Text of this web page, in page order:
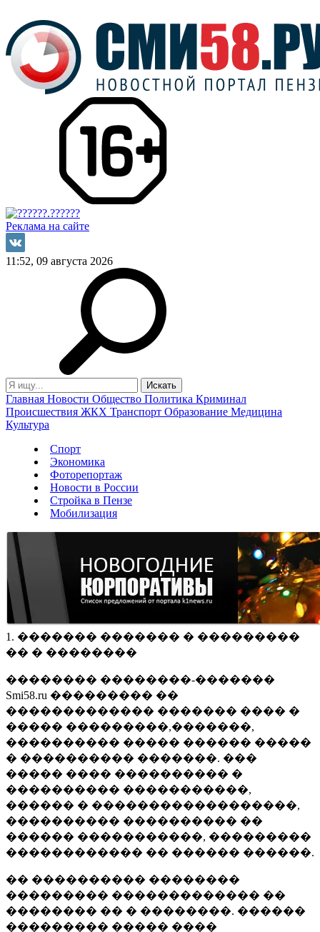
Реклама на сайте
11:52, 09 августа 2026
Главная Новости Общество Политика Криминал
Происшествия ЖКХ Транспорт Образование Медицина
Культура
Спорт
Экономика
Фоторепортаж
Новости в России
Стройка в Пензе
Мобилизация
1. ������� ������� � ���������
�� � ��������
�������� ��������-�������
Smi58.ru ��������� ��
������������� ������� ���� �
����� ���������,�������,
���������� ����� ������ �����
� ���������� �������. ���
����� ���� ���������� �
���������� �����������,
������ � ������������������,
���������� ���������� ��
������ �����������, ���������
������������ �� ������ ������.
�� ���������� ��������
��������� ������������� ��
�������� �� � ��������. ������
��������� ����� ����